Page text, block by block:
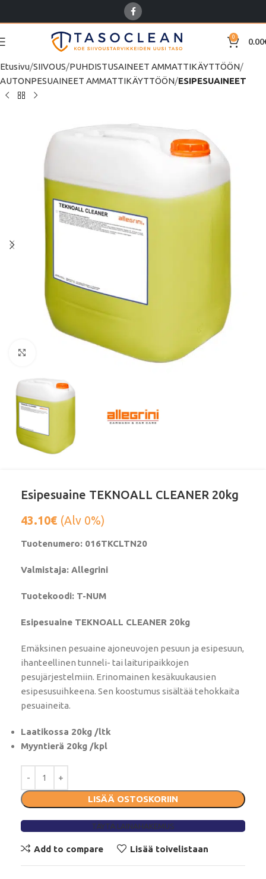
0 0.00
Etusivu SIIVOUS PUHDISTUSAINEET AMMATTIKÄYTTÖÖN
AUTONPESUAINEET AMMATTIKÄYTTÖÖN ESIPESUAINEET
Klikkaa suurentaaksesi
Esipesuaine TEKNOALL CLEANER 20kg
43.10€ (Alv 0%)
Tuotenumero: 016TKCLTN20
Valmistaja: Allegrini
Tuotekoodi: T-NUM
Esipesuaine TEKNOALL CLEANER 20kg
Emäksinen pesuaine ajoneuvojen pesuun ja esipesuun,
ihanteellinen tunneli- tai laituripaikkojen
pesujärjestelmiin. Erinomainen kesäkuukausien
esipesusuihkeena. Sen koostumus sisältää tehokkaita
pesuaineita.
Laatikossa 20kg /ltk
Myyntierä 20kg /kpl
LISÄÄ OSTOSKORIIN
TÄYTÄ LAINAHAKEMUS
Add to compare Lisää toivelistaan